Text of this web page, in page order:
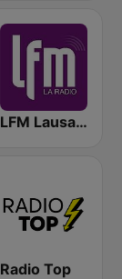
LFM Lausanne FM
Radio Top